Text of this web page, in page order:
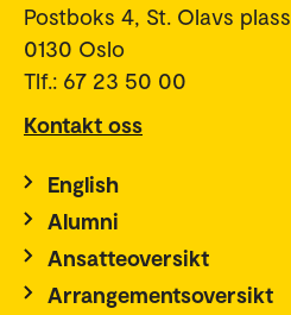
Postboks 4, St. Olavs plass
0130 Oslo
Tlf.: 67 23 50 00
Kontakt oss
English
Alumni
Ansatteoversikt
Arrangementsoversikt